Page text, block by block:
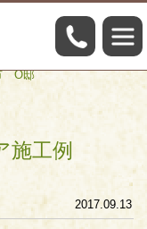
059-
O邸
施工例
2017.09.13